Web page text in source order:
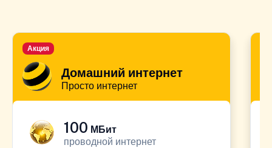
Домашний интернет
Просто интернет
Акция
100 МБит
проводной интернет